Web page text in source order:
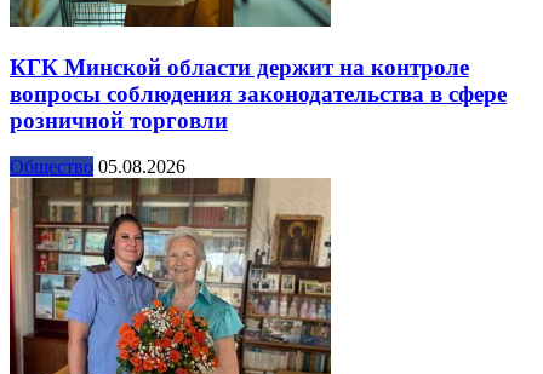
КГК Минской области держит на контроле
вопросы соблюдения законодательства в сфере
розничной торговли
Общество 05.08.2026